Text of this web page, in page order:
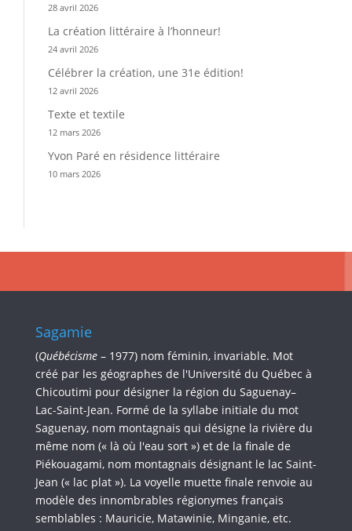
28 avril 2026
La création littéraire à l’honneur!
24 avril 2026
Célébrer la création, une 31e édition!
12 avril 2026
Texte et textile
12 mars 2026
Yvon Paré en résidence littéraire
10 mars 2026
Sagamie
(Québécisme – 1977) nom féminin, invariable. Mot
créé par les géographes de l'Université du Québec à
Chicoutimi pour désigner la région du Saguenay–
Lac-Saint-Jean. Formé de la syllabe initiale du mot
Saguenay, nom montagnais qui désigne la rivière du
même nom (« là où l'eau sort ») et de la finale de
Piékouagami, nom montagnais désignant le lac Saint-
Jean (« lac plat »). La voyelle muette finale renvoie au
modèle des innombrables régionymes français
semblables : Mauricie, Matawinie, Minganie, etc.